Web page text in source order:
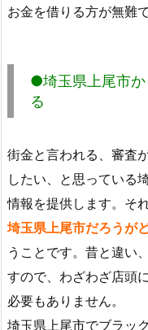
お金を借りる方が無難で
●埼玉県上尾市
る
街金と言われる、審査
したい、と思っている
情報を提供します。それ
埼玉県上尾市だろうが
うことです。昔と違い
すので、わざわざ店頭
必要もありません。
埼玉県上尾市でブラッ